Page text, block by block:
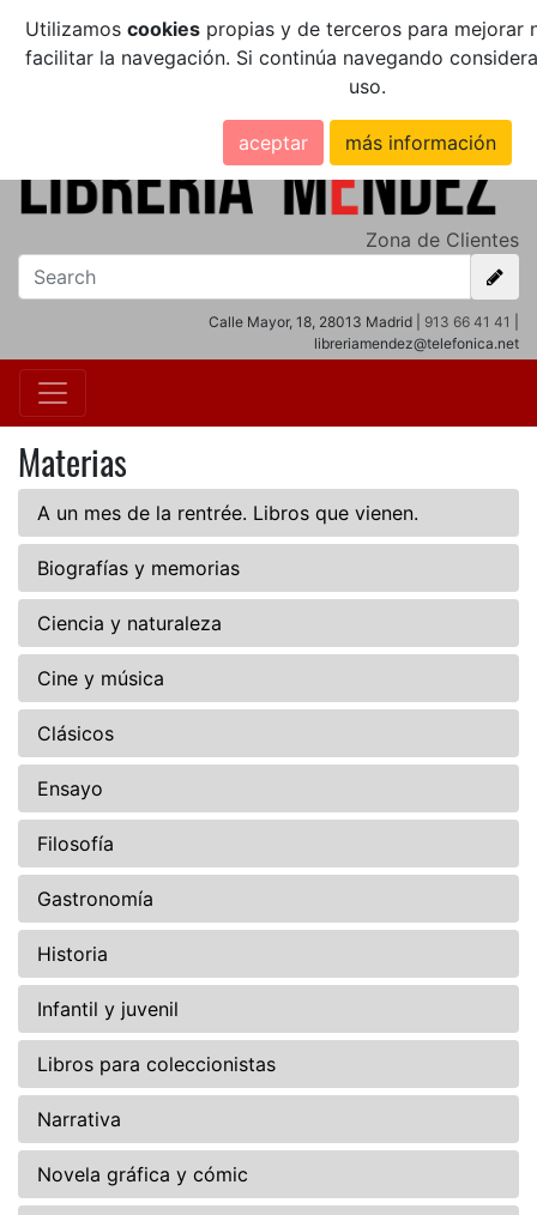
Utilizamos cookiespropias y de terceros para mejorar
facilitar la navegación. Si continúa navegando
uso.
aceptar más información
Zona de Clientes
Calle Mayor, 18, 28013 Madrid | 913 66 41 41
libreriamendez@telefonica.net
Materias
A un mes de la rentrée. Libros que vienen.
Biografías y memorias
Ciencia y naturaleza
Cine y música
Clásicos
Ensayo
Filosofía
Gastronomía
Historia
Infantil y juvenil
Libros para coleccionistas
Narrativa
Novela gráfica y cómic